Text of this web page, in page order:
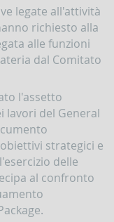
legate all'attività
richiesto alla
alle funzioni
dal Comitato
l'assetto
lavori del General
strategici e
delle
al confronto